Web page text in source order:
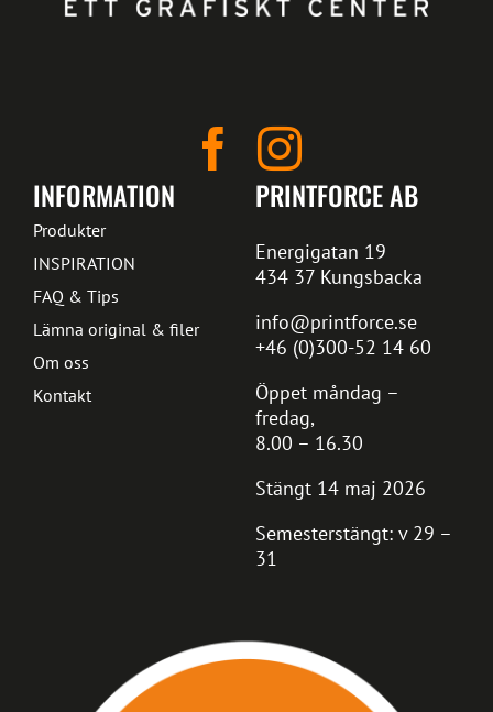
PRINTFORCE AB
Energigatan 19
434 37 Kungsbacka
info@printforce.se
+46 (0)300-52 14 60
Öppet måndag –
fredag,
8.00 – 16.30
Stängt 14 maj 2026
Semesterstängt: v 29 –
31
INFORMATION
Produkter
INSPIRATION
FAQ & Tips
Lämna original & filer
Om oss
Kontakt